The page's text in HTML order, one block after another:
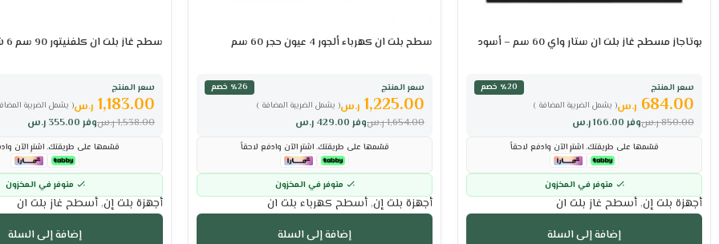
بوتاجاز مسطح غاز بلت ان ستار واي 60 سم – أسود
سعر المنتج
٪20 خصم
( يشمل الضريبة المضافة )
684.00 ر.س
وفر 166.00ر.س 850.00ر.س
قسّمها على طريقتك. اشترِ الآن وادفع لاحقاً
متوفر في المخزون
أجهزة بلت إن, أسطح غاز بلت ان
إضافة إلى السلة
سطح بلت ان كهرباء ألجور 4 عيون حجر 60 سم
سعر المنتج
٪26 خصم
( يشمل الضريبة المضافة )
1,225.00 ر.س
وفر 429.00 ر.س 1,654.00ر.س
قسّمها على طريقتك. اشترِ الآن وادفع لاحقاً
متوفر في المخزون
أجهزة بلت إن, أسطح كهرباء بلت ان
إضافة إلى السلة
سطح غاز بلت ان كلفنيتور 90 سم 6 شعلة – إيطالي
سعر المنتج
( يشمل الضريبة
1,183.00 ر.س
وفر 355.00 ر.س 1,538.00ر.س
قسّمها على طريقتك. اشترِ الآن
متوفر في المخزون
أجهزة بلت إن, أسطح غاز بلت ان
إضافة إلى السلة